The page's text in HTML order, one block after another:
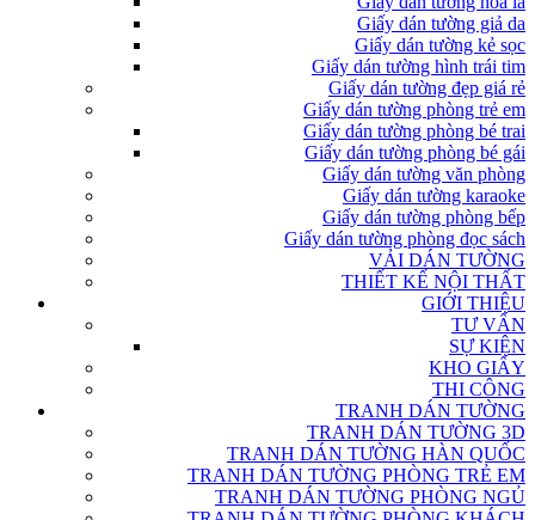
Giấy dán tường giả da
Giấy dán tường kẻ sọc
Giấy dán tường hình trái tim
Giấy dán tường đẹp giá rẻ
Giấy dán tường phòng trẻ em
Giấy dán tường phòng bé trai
Giấy dán tường phòng bé gái
Giấy dán tường văn phòng
Giấy dán tường karaoke
Giấy dán tường phòng bếp
Giấy dán tường phòng đọc sách
VẢI DÁN TƯỜNG
THIẾT KẾ NỘI THẤT
GIỚI THIỆU
TƯ VẤN
SỰ KIỆN
KHO GIẤY
THI CÔNG
TRANH DÁN TƯỜNG
TRANH DÁN TƯỜNG 3D
TRANH DÁN TƯỜNG HÀN QUỐC
TRANH DÁN TƯỜNG PHÒNG TRẺ EM
TRANH DÁN TƯỜNG PHÒNG NGỦ